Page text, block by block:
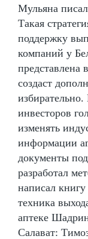
Мульяна
Такая
поддержку
компаний у
представлена
создаст
инвесторов
изменять
информации
документы
разработал
написал
техника
аптеке
Салават: